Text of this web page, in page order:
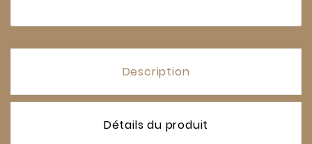
Description
Détails du produit